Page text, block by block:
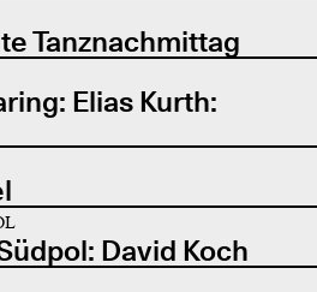
Tanznachmittag
Elias Kurth:
David Koch